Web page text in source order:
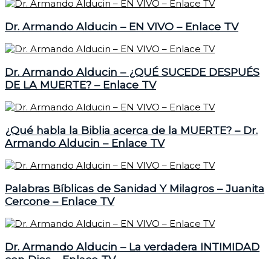
Dr. Armando Alducin – EN VIVO – Enlace TV
Dr. Armando Alducin – ¿QUÉ SUCEDE DESPUÉS
DE LA MUERTE? – Enlace TV
¿Qué habla la Biblia acerca de la MUERTE? – Dr.
Armando Alducin – Enlace TV
Palabras Bíblicas de Sanidad Y Milagros – Juanita
Cercone – Enlace TV
Dr. Armando Alducin – La verdadera INTIMIDAD